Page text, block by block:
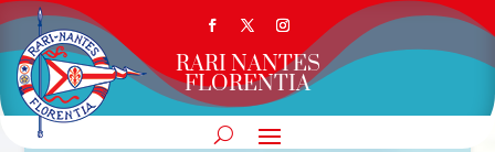
RARI NANTES
FLORENTIA